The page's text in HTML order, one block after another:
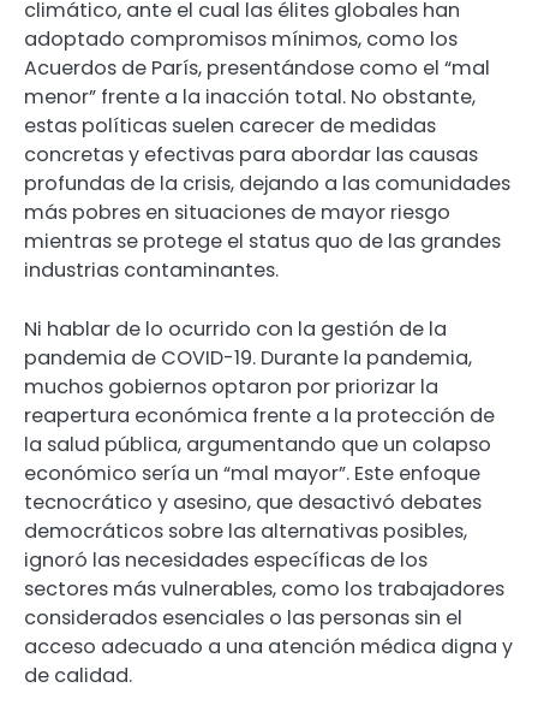
climático, ante el cual las élites globales han
adoptado compromisos mínimos, como los
Acuerdos de París, presentándose como el “mal
menor” frente a la inacción total. No obstante,
estas políticas suelen carecer de medidas
concretas y efectivas para abordar las causas
profundas de la crisis, dejando a las comunidades
más pobres en situaciones de mayor riesgo
mientras se protege el status quo de las grandes
industrias contaminantes.
Ni hablar de lo ocurrido con la gestión de la
pandemia de COVID-19. Durante la pandemia,
muchos gobiernos optaron por priorizar la
reapertura económica frente a la protección de
la salud pública, argumentando que un colapso
económico sería un “mal mayor”. Este enfoque
tecnocrático y asesino, que desactivó debates
democráticos sobre las alternativas posibles,
ignoró las necesidades específicas de los
sectores más vulnerables, como los trabajadores
considerados esenciales o las personas sin el
acceso adecuado a una atención médica digna y
de calidad.